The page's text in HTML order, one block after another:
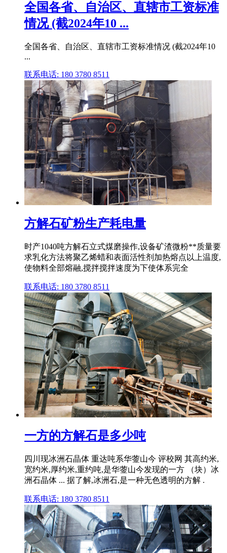
全国各省、自治区、直辖市工资标准
情况 (截2024年10 ...
全国各省、自治区、直辖市工资标准情况 (截2024年10
...
联系电话: 180 3780 8511
方解石矿粉生产耗电量
时产1040吨方解石立式煤磨操作,设备矿渣微粉**质量要
求乳化方法将聚乙烯蜡和表面活性剂加热熔点以上温度,
使物料全部熔融,搅拌搅拌速度为下使体系完全
联系电话: 180 3780 8511
一方的方解石是多少吨
四川现冰洲石晶体 重达吨系华蓥山今 评校网 其高约米,
宽约米,厚约米,重约吨,是华蓥山今发现的一方 （块）冰
洲石晶体 ... 据了解,冰洲石,是一种无色透明的方解 .
联系电话: 180 3780 8511